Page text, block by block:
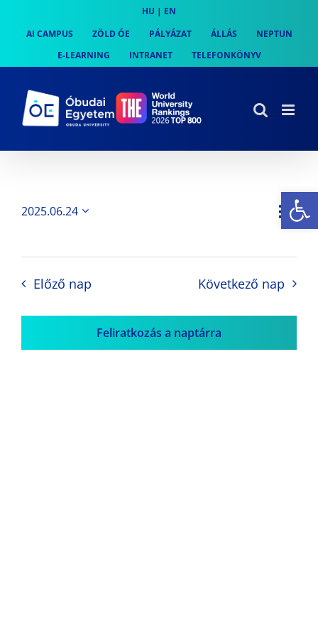
content
HU | EN
AI CAMPUS
ZÖLD ÓE PÁLYÁZAT ÁLLÁS
NEPTUN
E-LEARNING
INTRANET TELEFONKÖNYV
Nap
2025.06.24
Előző nap Következő nap
Feliratkozás a naptárra